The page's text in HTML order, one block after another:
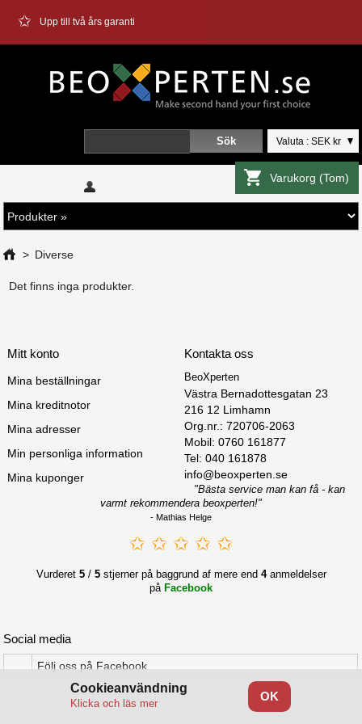
✩ Upp till två års garanti
Valuta : SEK kr
Varukorg (Tom)
> Diverse
Det finns inga produkter.
Mitt konto
Mina beställningar
Mina kreditnotor
Mina adresser
Min personliga information
Mina kuponger
Kontakta oss
BeoXperten
Västra Bernadottesgatan 23
216 12 Limhamn
Org.nr.: 720706-2063
Mobil: 0760 161877
Tel: 040 161878
info@beoxperten.se
Cookieanvändning
OK
Klicka och läs mer
"Bästa service man kan få - kan
varmt rekommendera beoxperten!"
- Mathias Helge
✩ ✩ ✩ ✩ ✩
Vurderet 5/ 5stjerner på baggrund af mere end 4anmeldelser
på Facebook
Social media
Följ oss på Facebook